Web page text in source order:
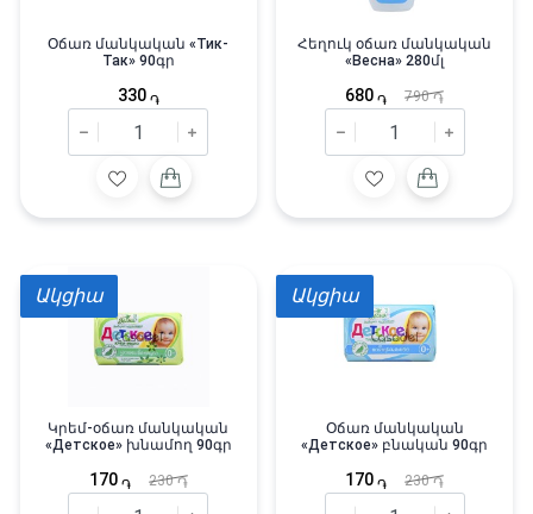
Օճառ մանկական «Тик-
Так» 90գր
330 ֏
Հեղուկ օճառ մանկական
«Весна» 280մլ
680 ֏ 790֏
Կրեմ-օճառ մանկական
«Детское» խնամող 90գր
170 ֏ 230֏
Ակցիա
Օճառ մանկական
«Детское» բնական 90գր
170 ֏ 230֏
Ակցիա